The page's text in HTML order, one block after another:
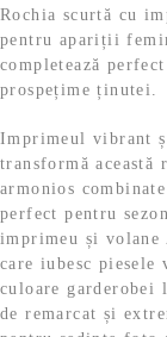
Rochia scurtă cu
pentru apariții
completează
prospețime ținutei.
Imprimeul vibrant
transformă această
armonios
perfect pentru
imprimeu și volane
care iubesc piesele
culoare garderobei
de remarcat și